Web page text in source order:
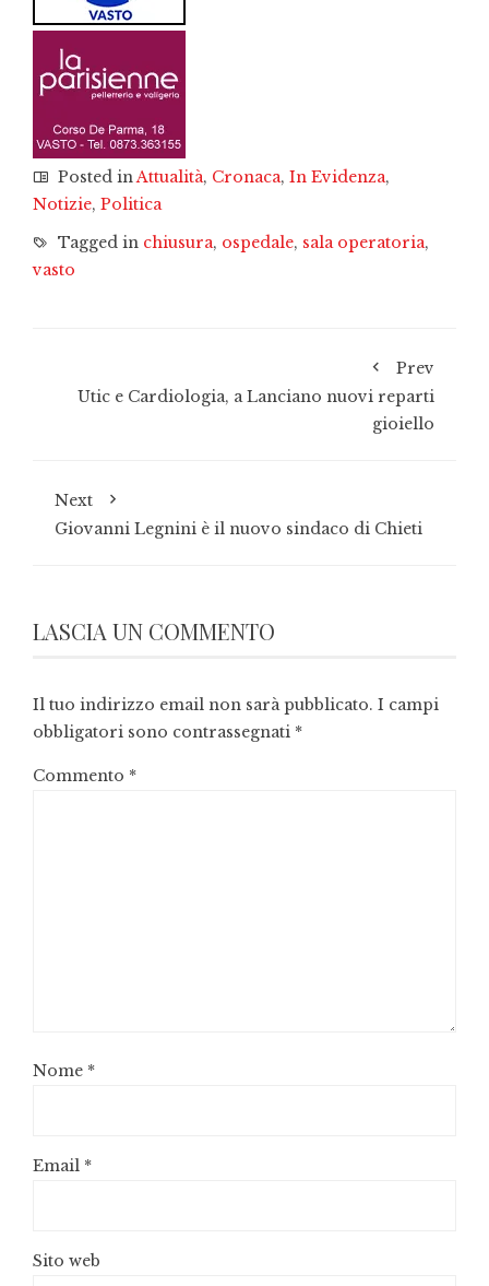
Posted inAttualità, Cronaca, In Evidenza,
Notizie, Politica
Tagged in chiusura, ospedale, sala operatoria,
vasto
Prev
Utic e Cardiologia, a Lanciano nuovi reparti
gioiello
Next
Giovanni Legnini è il nuovo sindaco di Chieti
LASCIA UN COMMENTO
Il tuo indirizzo email non sarà pubblicato. I campi
obbligatori sono contrassegnati *
Commento *
Nome *
Email *
Sito web